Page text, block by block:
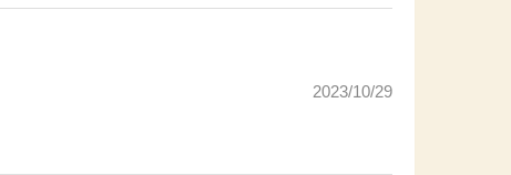
2023/10/29